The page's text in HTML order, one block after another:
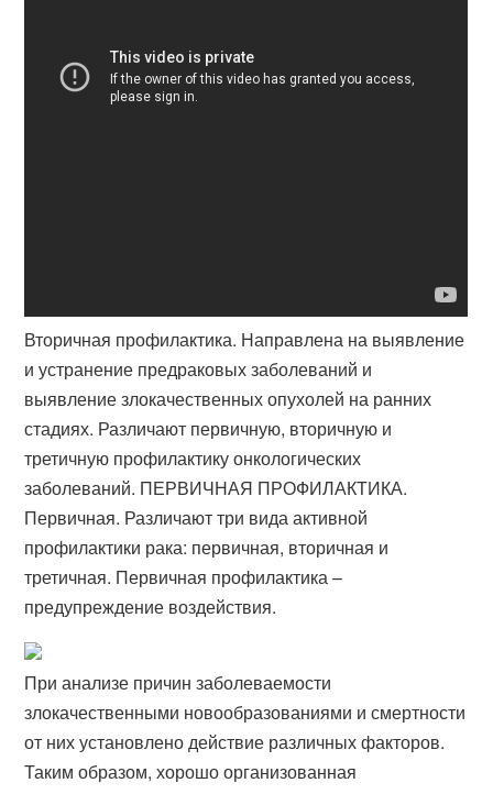
Вторичная профилактика. Направлена на выявление
и устранение предраковых заболеваний и
выявление злокачественных опухолей на ранних
стадиях. Различают первичную, вторичную и
третичную профилактику онкологических
заболеваний. ПЕРВИЧНАЯ ПРОФИЛАКТИКА.
Первичная. Различают три вида активной
профилактики рака: первичная, вторичная и
третичная. Первичная профилактика –
предупреждение воздействия.
При анализе причин заболеваемости
злокачественными новообразованиями и смертности
от них установлено действие различных факторов.
Таким образом, хорошо организованная